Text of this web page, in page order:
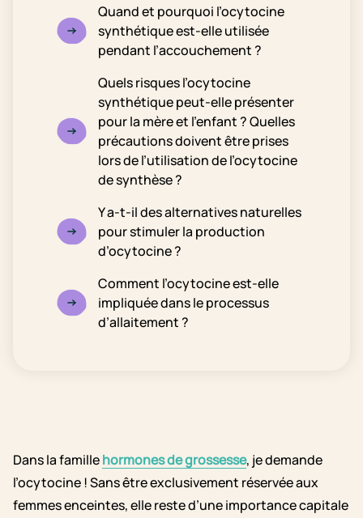
Quand et pourquoi l’ocytocine
synthétique est-elle utilisée
pendant l’accouchement ?
Quels risques l’ocytocine
synthétique peut-elle présenter
pour la mère et l’enfant ? Quelles
précautions doivent être prises
lors de l’utilisation de l’ocytocine
de synthèse ?
Y a-t-il des alternatives naturelles
pour stimuler la production
d’ocytocine ?
Comment l’ocytocine est-elle
impliquée dans le processus
d’allaitement ?
Dans la famillehormones de grossesse, je demande
l’ocytocine ! Sans être exclusivement réservée aux
femmes enceintes, elle reste d’une importance capitale